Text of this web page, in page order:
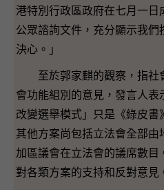
港特別行政區政府在七月一
公眾諮詢文件，充分顯示我
決心。」
至於郭家麒的觀察，指社
會功能組別的意見，發言人表
改變選舉模式」只是《綠皮書
其他方案尚包括立法會全部
加區議會在立法會的議席數
對各類方案的支持和反對意見